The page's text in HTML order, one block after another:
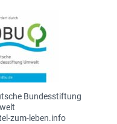
Bundesstiftung
zum-leben.info